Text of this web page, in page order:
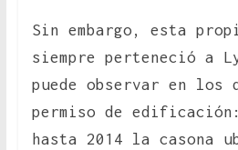
Sin embargo, esta
siempre perteneció a
puede observar en los
permiso de
hasta 2014 la casona